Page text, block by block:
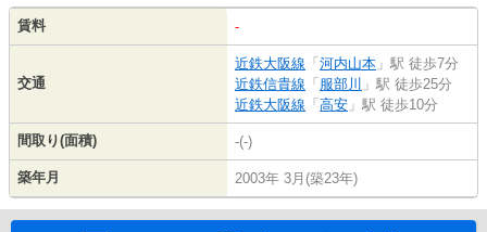
賃料 -
交通
近鉄大阪線 「 河内山本 」駅 徒歩7分
近鉄信貴線 「 服部川 」駅 徒歩25分
近鉄大阪線 「 高安 」駅 徒歩10分
間取り(面積) -(-)
築年月 2003年 3月(築23年)